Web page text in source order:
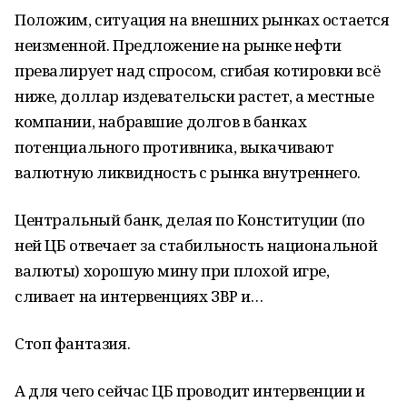
Положим, ситуация на внешних рынках остается
неизменной. Предложение на рынке нефти
превалирует над спросом, сгибая котировки всё
ниже, доллар издевательски растет, а местные
компании, набравшие долгов в банках
потенциального противника, выкачивают
валютную ликвидность с рынка внутреннего.
Центральный банк, делая по Конституции (по
ней ЦБ отвечает за стабильность национальной
валюты) хорошую мину при плохой игре,
сливает на интервенциях ЗВР и…
Стоп фантазия.
А для чего сейчас ЦБ проводит интервенции и